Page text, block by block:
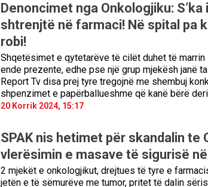
Denoncimet nga Onkologjiku:
shtrenjtë në farmaci! Në spital pa
robi!
Shqetësimet e qytetarëve të cilët duhet të marrin
ende prezente, edhe pse një grup mjekësh janë
Report Tv disa prej tyre tregojnë me shembuj
shpenzimet e papërballueshme që kanë bërë
20 Korrik 2024, 15:17
SPAK nis hetimet për skandalin te
vlerësimin e masave të sigurisë në
2 mjekët e onkologjikut, drejtues të tyre e
jetën e të sëmurëve me tumor, pritet të dalin